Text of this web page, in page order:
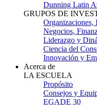
Dunning Latin
GRUPOS DE
Organizaciones,
Negocios,
Liderazgo y
Ciencia del
Innovación y
Acerca de
LA ESCUELA
Propósito
Consejos y
EGADE 30